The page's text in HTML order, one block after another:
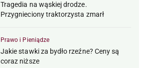
Tragedia na wąskiej drodze.
Przygnieciony traktorzysta zmarł
Prawo i Pieniądze
Jakie stawki za bydło rzeźne? Ceny są
coraz niższe